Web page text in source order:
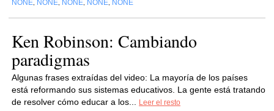
NONE NONE NONE NONE NONE
Ken Robinson: Cambiando
paradigmas
Algunas frases extraídas del video: La mayoría de los países
está reformando sus sistemas educativos. La gente está tratando
de resolver cómo educar a los...
Leer el resto